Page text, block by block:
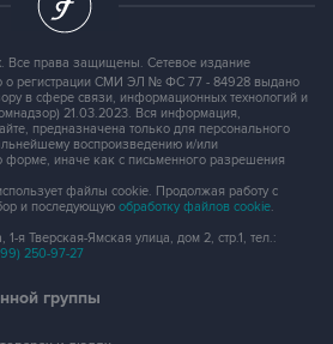
Все права защищены. Сетевое издание
о регистрации СМИ ЭЛ № ФС 77 - 84928 выдано
в сфере связи, информационных технологий и
21.03.2023. Вся информация,
предназначена только для персонального
воспроизведению и/или
форме, иначе как с письменного разрешения
файлы cookie. Продолжая работу с
и последующую обработку файлов cookie.
я Тверская-Ямская улица, дом 2, стр.1, тел.:
250-97-27
группы